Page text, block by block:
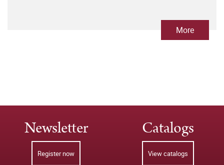
More
Newsletter
Register now
Catalogs
View catalogs